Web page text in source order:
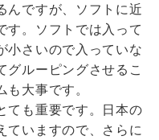
んですが、ソフトに近
す。ソフトでは入って
小さいので入っていな
グルーピングさせるこ
も大事です。
ても重要です。日本の
ていますので、さらに